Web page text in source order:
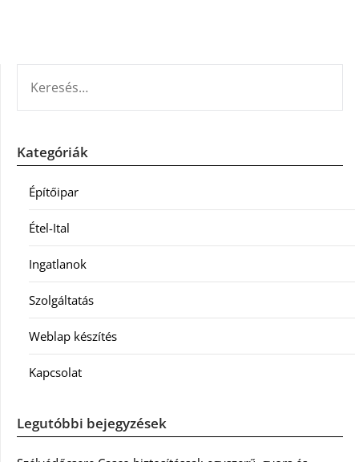
Kategóriák
Építőipar
Étel-Ital
Ingatlanok
Szolgáltatás
Weblap készítés
Kapcsolat
Legutóbbi bejegyzések